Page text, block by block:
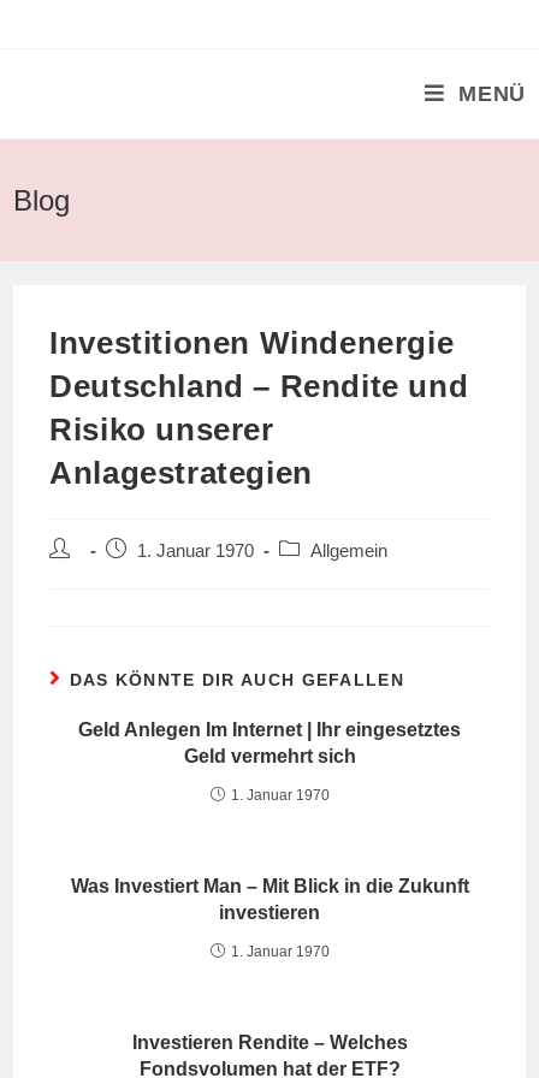
MENÜ
Blog
Investitionen Windenergie
Deutschland – Rendite und
Risiko unserer
Anlagestrategien
Beitrags-Beitrag1. Januar 1970
Beitrags-
Allgemein
DAS KÖNNTE DIR AUCH GEFALLEN
Geld Anlegen Im Internet | Ihr eingesetztes
Geld vermehrt sich
1. Januar 1970
Was Investiert Man – Mit Blick in die Zukunft
investieren
1. Januar 1970
Investieren Rendite – Welches
Fondsvolumen hat der ETF?